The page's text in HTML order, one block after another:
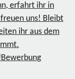
erfahrt ihr in
uns! Bleibt
ihr aus dem